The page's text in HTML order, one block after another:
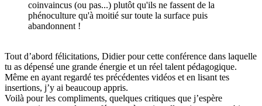
coinvaincus (ou pas...) plutôt qu'ils ne fassent de la
phénoculture qu'à moitié sur toute la surface puis
abandonnent !
Tout d’abord félicitations, Didier pour cette conférence dans laquelle
tu as dépensé une grande énergie et un réel talent pédagogique.
Même en ayant regardé tes précédentes vidéos et en lisant tes
insertions, j’y ai beaucoup appris.
Voilà pour les compliments, quelques critiques que j’espère